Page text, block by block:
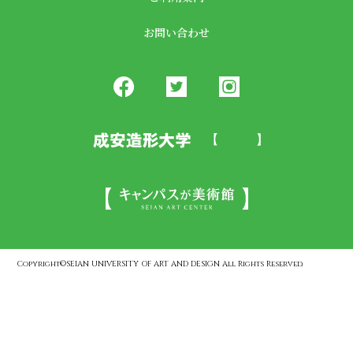
お問い合わせ
Copyright©SEIAN UNIVERSITY OF ART AND DESIGN All Rights Reserved.